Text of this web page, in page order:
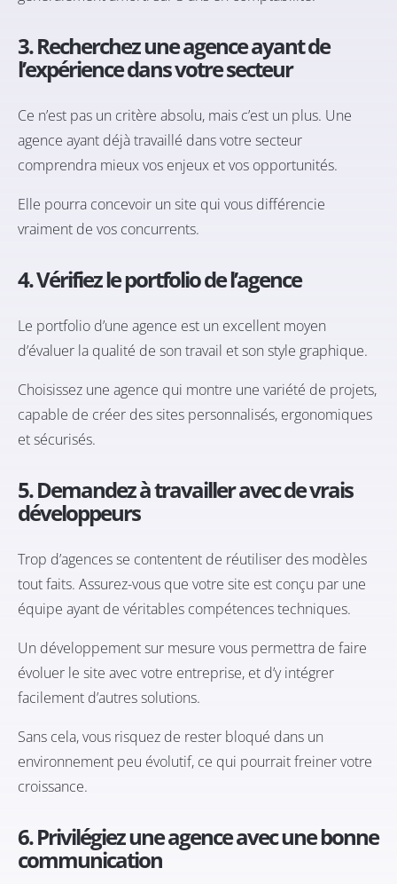
3. Recherchez une agence ayant de
l’expérience dans votre secteur
Ce n’est pas un critère absolu, mais c’est un plus. Une
agence ayant déjà travaillé dans votre secteur
comprendra mieux vos enjeux et vos opportunités.
Elle pourra concevoir un site qui vous différencie
vraiment de vos concurrents.
4. Vérifiez le portfolio de l’agence
Le portfolio d’une agence est un excellent moyen
d’évaluer la qualité de son travail et son style graphique.
Choisissez une agence qui montre une variété de projets,
capable de créer des sites personnalisés, ergonomiques
et sécurisés.
5. Demandez à travailler avec de vrais
développeurs
Trop d’agences se contentent de réutiliser des modèles
tout faits. Assurez-vous que votre site est conçu par une
équipe ayant de véritables compétences techniques.
Un développement sur mesure vous permettra de faire
évoluer le site avec votre entreprise, et d’y intégrer
facilement d’autres solutions.
Sans cela, vous risquez de rester bloqué dans un
environnement peu évolutif, ce qui pourrait freiner votre
croissance.
6. Privilégiez une agence avec une bonne
communication